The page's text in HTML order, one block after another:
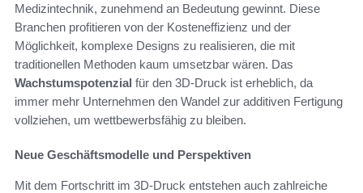
Medizintechnik, zunehmend an Bedeutung gewinnt. Diese
Branchen profitieren von der Kosteneffizienz und der
Möglichkeit, komplexe Designs zu realisieren, die mit
traditionellen Methoden kaum umsetzbar wären. Das
Wachstumspotenzial für den 3D-Druck ist erheblich, da
immer mehr Unternehmen den Wandel zur additiven Fertigung
vollziehen, um wettbewerbsfähig zu bleiben.
Neue Geschäftsmodelle und Perspektiven
Mit dem Fortschritt im 3D-Druck entstehen auch zahlreiche